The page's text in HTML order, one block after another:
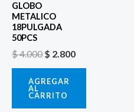
GLOBO
METALICO
18PULGADA
50PCS
$4.000 $ 2.800
AGREGAR
AL
CARRITO